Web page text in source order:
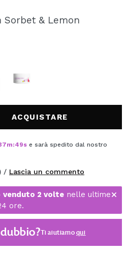
potrai fare i tuoi
lo stato dei tuoi ordini e
precedenti.
UN ACCOUNT
& Lemon
ACQUISTARE
m:48s e sarà spedito dal nostro
/ Lascia un commento
venduto 2 volte nelle ultime
ore.
Ti aiutiamoqui